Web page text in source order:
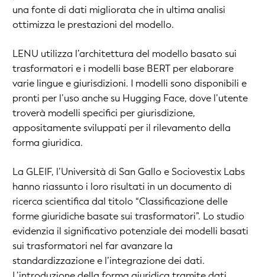
una fonte di dati migliorata che in ultima analisi
ottimizza le prestazioni del modello.
LENU utilizza l’architettura del modello basato sui
trasformatori e i modelli base BERT per elaborare
varie lingue e giurisdizioni. I modelli sono disponibili e
pronti per l’uso anche su Hugging Face, dove l’utente
troverà modelli specifici per giurisdizione,
appositamente sviluppati per il rilevamento della
forma giuridica.
La GLEIF, l’Università di San Gallo e Sociovestix Labs
hanno riassunto i loro risultati in un documento di
ricerca scientifica dal titolo “Classificazione delle
forme giuridiche basate sui trasformatori”. Lo studio
evidenzia il significativo potenziale dei modelli basati
sui trasformatori nel far avanzare la
standardizzazione e l’integrazione dei dati.